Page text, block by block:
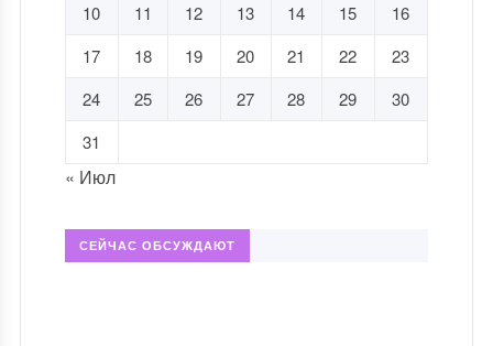
10 11 12 13 14 15
16
17
18 19 20 21 22
23
24
25 26 27 28 29
30
31
« Июл
СЕЙЧАС ОБСУЖДАЮТ